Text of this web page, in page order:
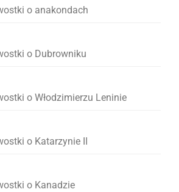
o anakondach
o Dubrowniku
o Włodzimierzu Leninie
o Katarzynie II
o Kanadzie